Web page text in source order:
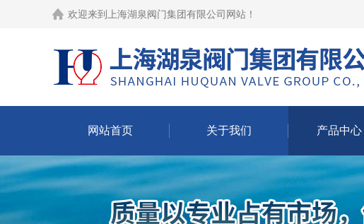
欢迎来到 上海湖泉阀门集团有限公司网站 ！
网站首页 关于我们 产品中心